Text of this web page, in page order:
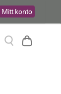
Mitt konto